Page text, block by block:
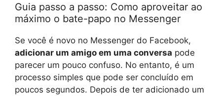
Guia passo a passo: Como aproveitar ao
máximo o bate-papo no Messenger
Se você é novo no Messenger do Facebook,
adicionar um amigo em uma conversa pode
parecer um pouco confuso. No entanto, é um
processo simples que pode ser concluído em
poucos segundos. Depois de ter adicionado um